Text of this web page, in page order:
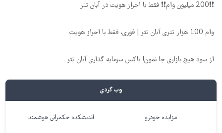
❗❗200 میلیون وام❗❗ فقط با احراز هویت در آبان تتر
وام 100 هزار تتری آبان تتر | فوری، فقط با احراز هویت
از سود هیچ بازاری جا نمون! باکس سرمایه گذاری آبان تتر
وب گردی
مزایده خودرو اندیشکده حکمرانی هوشمند